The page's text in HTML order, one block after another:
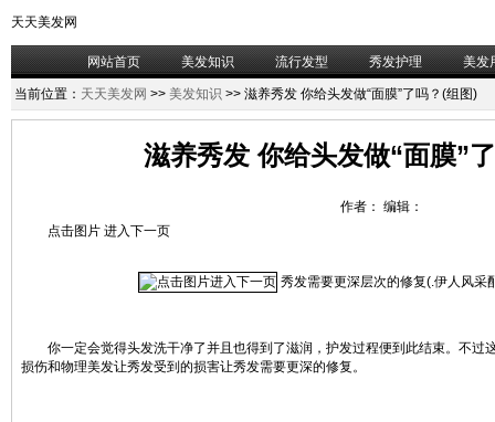
天天美发网
网站首页 美发知识 流行发型 秀发护理 美发
当前位置： 天天美发网 >> 美发知识 >> 滋养秀发 你给头发做“面膜”了吗？(组图)
滋养秀发 你给头发做“面膜”
作者： 编辑：
点击图片 进入下一页
秀发需要更深层次的修复(.伊人风采
你一定会觉得头发洗干净了并且也得到了滋润，护发过程便到此结束。不过
损伤和物理美发让秀发受到的损害让秀发需要更深的修复。